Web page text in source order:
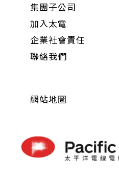
集團子公司
加入太電
企業社會責任
聯絡我們
網站地圖